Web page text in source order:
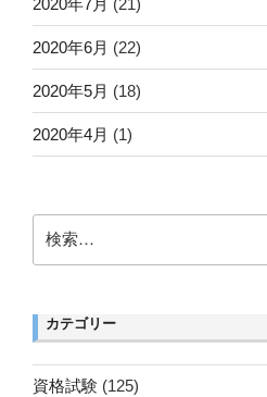
2020年6月 (22)
2020年5月 (18)
2020年4月 (1)
索:
カテゴリー
資格試験 (125)